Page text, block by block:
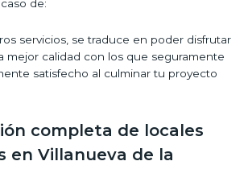
de:
servicios, se traduce en poder disfrutar
mejor calidad con los que seguramente
satisfecho al culminar tu proyecto
completa de locales
en Villanueva de la